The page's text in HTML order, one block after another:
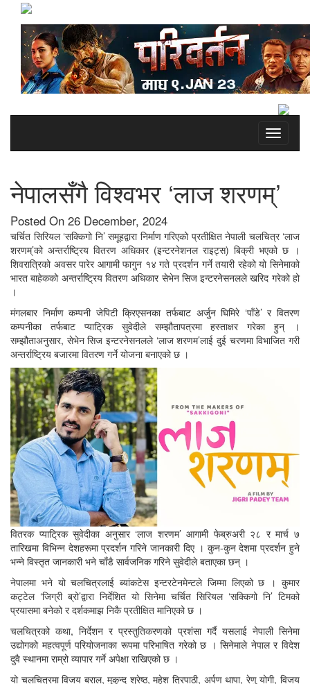
Toggle
नेपालसँगै विश्वभर ‘लाज शरणम्’
Posted On 26 December, 2024
चर्चित सिरियल ‘सक्किगो नि’ समूहद्वारा निर्माण गरिएको प्रतीक्षित नेपाली चलचित्र ‘लाज
शरणम्’को अन्तर्राष्ट्रिय वितरण अधिकार (इन्टरनेशनल राइट्स) बिक्री भएको छ ।
शिवरात्रिको अवसर पारेर आगामी फागुन १४ गते प्रदर्शन गर्ने तयारी रहेको यो सिनेमाको
भारत बाहेकको अन्तर्राष्ट्रिय वितरण अधिकार सेभेन सिज इन्टरनेसनलले खरिद गरेको हो
।
मंगलबार निर्माण कम्पनी जेपिटी क्रिएसनका तर्फबाट अर्जुन घिमिरे ‘पाँडे’ र वितरण
कम्पनीका तर्फबाट प्याट्रिक सुवेदीले सम्झौतापत्रमा हस्ताक्षर गरेका हुन् ।
सम्झौताअनुसार, सेभेन सिज इन्टरनेसनलले ‘लाज शरणम’लाई दुई चरणमा विभाजित गरी
अन्तर्राष्ट्रिय बजारमा वितरण गर्ने योजना बनाएको छ ।
वितरक प्याट्रिक सुवेदीका अनुसार ‘लाज शरणम’ आगामी फेब्रुअरी २८ र मार्च ७
तारिखमा विभिन्न देशहरूमा प्रदर्शन गरिने जानकारी दिए । कुन-कुन देशमा प्रदर्शन हुने
भन्ने विस्तृत जानकारी भने चाँडै सार्वजनिक गरिने सुवेदीले बताएका छन् ।
नेपालमा भने यो चलचित्रलाई ब्यांकटेस इन्टरटेनमेन्टले जिम्मा लिएको छ । कुमार
कट्टेल ‘जिग्री ब्रो’द्वारा निर्देशित यो सिनेमा चर्चित सिरियल ‘सक्किगो नि’ टिमको
प्रयासमा बनेको र दर्शकमाझ निकै प्रतीक्षित मानिएको छ ।
चलचित्रको कथा, निर्देशन र प्रस्तुतिकरणको प्रशंसा गर्दै यसलाई नेपाली सिनेमा
उद्योगको महत्वपूर्ण परियोजनाका रूपमा परिभाषित गरेको छ । सिनेमाले नेपाल र विदेश
दुवै स्थानमा राम्रो व्यापार गर्ने अपेक्षा राखिएको छ ।
यो चलचित्रमा विजय बराल, मुकुन्द श्रेष्ठ, महेश त्रिपाठी, अर्पण थापा, रेणु योगी, विजय